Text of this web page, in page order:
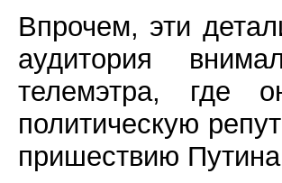
Впрочем, эти
аудитория
телемэтра, где
политическую
пришествию